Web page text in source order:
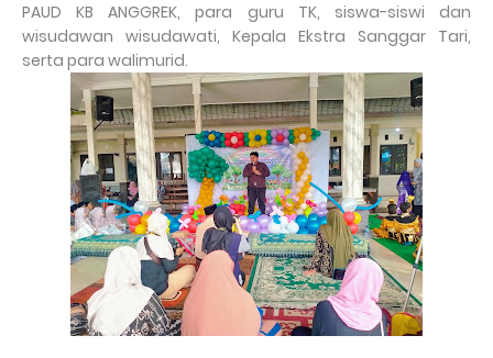
PAUD KB ANGGREK, para guru TK, siswa-siswi dan
wisudawan wisudawati, Kepala Ekstra Sanggar Tari,
serta para walimurid.